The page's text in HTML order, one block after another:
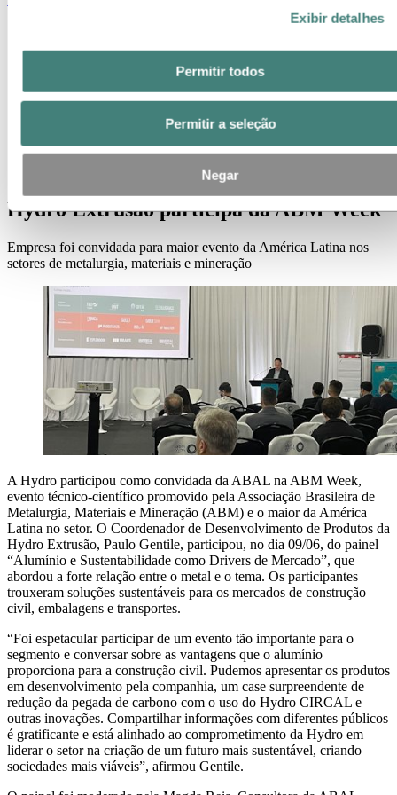
Exibir detalhes
Permitir todos
Permitir a seleção
Negar
Temas em destaque
Notícias
Hydro Extrusão participa da ABM Week
Hydro Extrusão participa da ABM Week
Empresa foi convidada para maior evento da América Latina nos
setores de metalurgia, materiais e mineração
A Hydro participou como convidada da ABAL na ABM Week,
evento técnico-científico promovido pela Associação Brasileira de
Metalurgia, Materiais e Mineração (ABM) e o maior da América
Latina no setor. O Coordenador de Desenvolvimento de Produtos da
Hydro Extrusão, Paulo Gentile, participou, no dia 09/06, do painel
“Alumínio e Sustentabilidade como Drivers de Mercado”, que
abordou a forte relação entre o metal e o tema. Os participantes
trouxeram soluções sustentáveis para os mercados de construção
civil, embalagens e transportes.
“Foi espetacular participar de um evento tão importante para o
segmento e conversar sobre as vantagens que o alumínio
proporciona para a construção civil. Pudemos apresentar os produtos
em desenvolvimento pela companhia, um case surpreendente de
redução da pegada de carbono com o uso do Hydro CIRCAL e
outras inovações. Compartilhar informações com diferentes públicos
é gratificante e está alinhado ao comprometimento da Hydro em
liderar o setor na criação de um futuro mais sustentável, criando
sociedades mais viáveis”, afirmou Gentile.